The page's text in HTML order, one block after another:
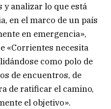
analizar lo que está
en el marco de un país
en emergencia»,
«Corrientes necesita
como polo de
de encuentros, de
de ratificar el camino,
el objetivo».